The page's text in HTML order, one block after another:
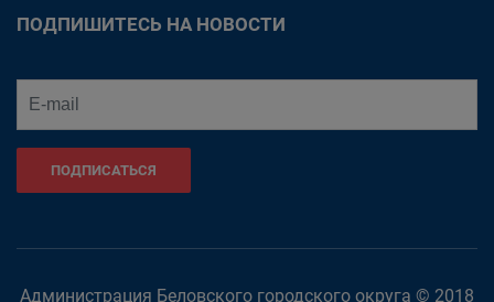
ПОДПИШИТЕСЬ НА НОВОСТИ
ПОДПИСАТЬСЯ
Администрация Беловского городского округа © 2018